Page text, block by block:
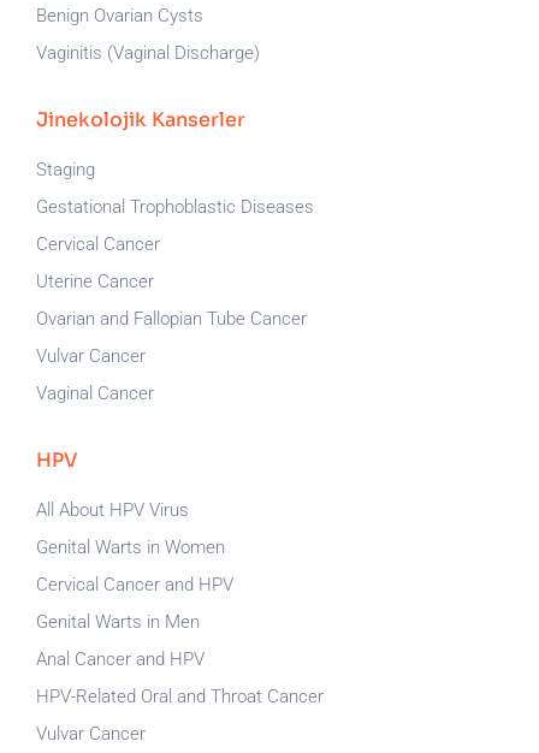
Benign Ovarian Cysts
Vaginitis (Vaginal Discharge)
Jinekolojik Kanserler
Staging
Gestational Trophoblastic Diseases
Cervical Cancer
Uterine Cancer
Ovarian and Fallopian Tube Cancer
Vulvar Cancer
Vaginal Cancer
HPV
All About HPV Virus
Genital Warts in Women
Cervical Cancer and HPV
Genital Warts in Men
Anal Cancer and HPV
HPV-Related Oral and Throat Cancer
Vulvar Cancer